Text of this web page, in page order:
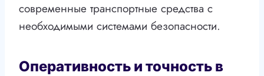
современные транспортные средства с
необходимыми системами безопасности.
Оперативность и точность в